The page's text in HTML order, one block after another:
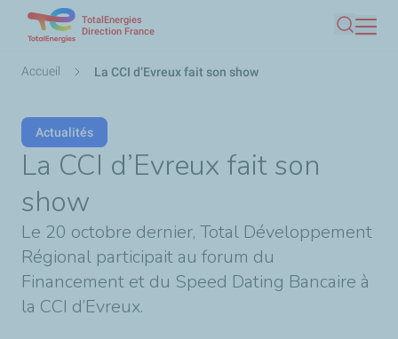
contenu
TotalEnergies
Direction France
Fil
Accueil La CCI d’Evreux fait son show
Actualités
La CCI d’Evreux fait son
show
Le 20 octobre dernier, Total Développement
Régional participait au forum du
Financement et du Speed Dating Bancaire à
la CCI d’Evreux.